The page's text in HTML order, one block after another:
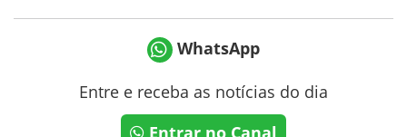
WhatsApp
Entre e receba as notícias do dia
Entrar no Canal